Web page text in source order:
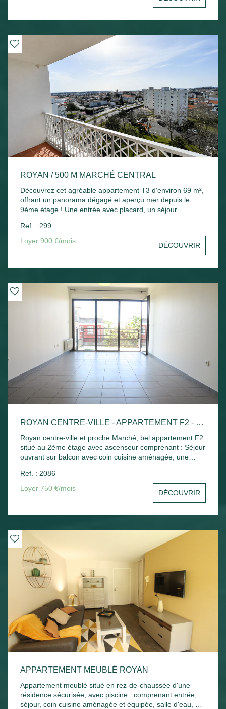
ROYAN / 500 M MARCHÉ CENTRAL
Découvrez cet agréable appartement T3 d'environ 69 m²,
offrant un panorama dégagé et aperçu mer depuis le
9ème étage ! Une entrée avec placard, un séjour
sud avec un aperçu mer, une cuisine indépendante, une
chambre avec placard, un bureau ou une chambre, salle
de bains et toilettes séparées. Une cave et une place de
Ref. : 299
Loyer 900 €/mois
DÉCOUVRIR
ROYAN CENTRE-VILLE - APPARTEMENT F2 - 42.52M²
Royan centre-ville et proche Marché, bel appartement F2
situé au 2ème étage avec ascenseur comprenant : Séjour
ouvrant sur balcon avec coin cuisine aménagée, une
Une place de parking en sous-sol - Chauffage électrique.
Ref. : 2086
Loyer 750 €/mois
DÉCOUVRIR
APPARTEMENT MEUBLÉ ROYAN
Appartement meublé situé en rez-de-chaussée d'une
résidence sécurisée, avec piscine : comprenant entrée,
séjour, coin cuisine aménagée et équipée, salle d'eau, wc,